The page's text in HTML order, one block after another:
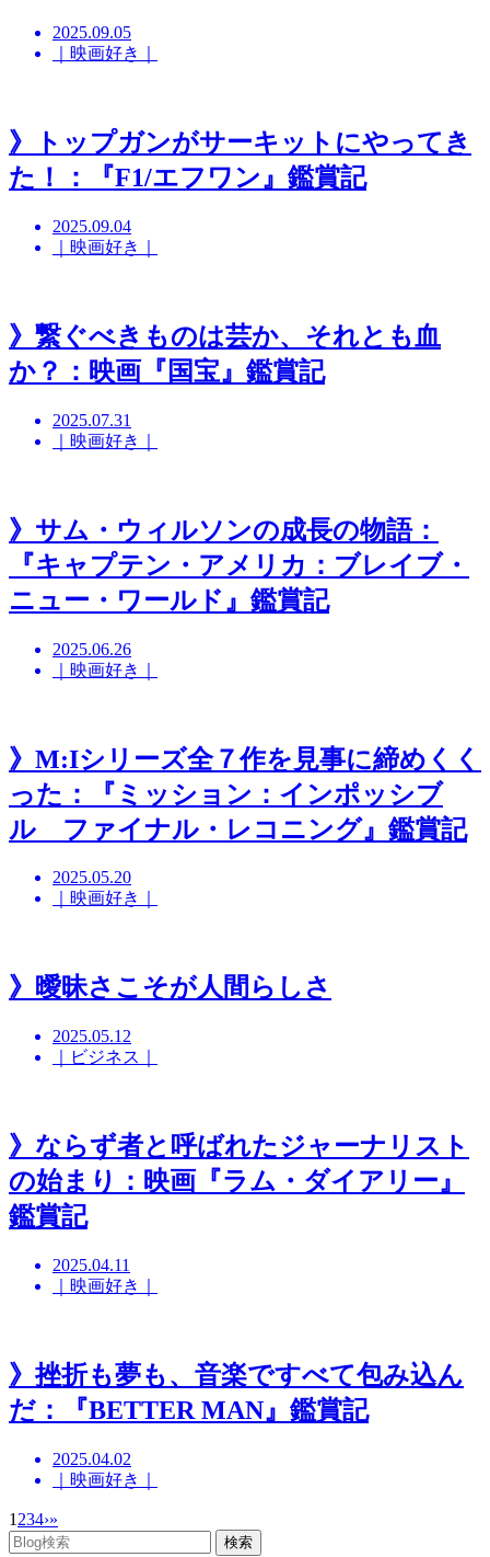
2025.09.05
｜映画好き｜
》トップガンがサーキットにやってき
た！：『F1/エフワン』鑑賞記
2025.09.04
｜映画好き｜
》繋ぐべきものは芸か、それとも血
か？：映画『国宝』鑑賞記
2025.07.31
｜映画好き｜
》サム・ウィルソンの成長の物語：
『キャプテン・アメリカ：ブレイブ・
ニュー・ワールド』鑑賞記
2025.06.26
｜映画好き｜
》M:Iシリーズ全７作を見事に締めくく
った：『ミッション：インポッシブ
ル ファイナル・レコニング』鑑賞記
2025.05.20
｜映画好き｜
》曖昧さこそが人間らしさ
2025.05.12
｜ビジネス｜
》ならず者と呼ばれたジャーナリスト
の始まり：映画『ラム・ダイアリー』
鑑賞記
2025.04.11
｜映画好き｜
》挫折も夢も、音楽ですべて包み込ん
だ：『BETTER MAN』鑑賞記
2025.04.02
｜映画好き｜
1 234›»